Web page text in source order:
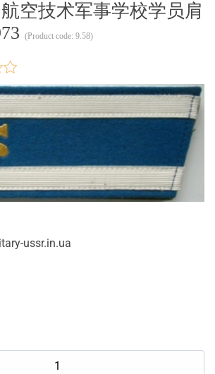
空技术军事学校学员肩
(Product code: 9.58)
ussr.in.ua